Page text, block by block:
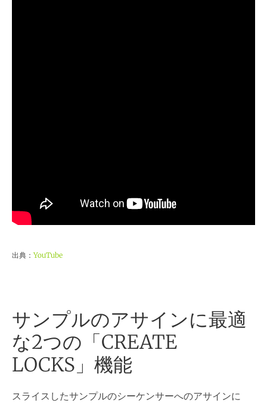
出典： YouTube
サンプルのアサインに最適
な2つの「CREATE
LOCKS」機能
スライスしたサンプルのシーケンサーへのアサインに